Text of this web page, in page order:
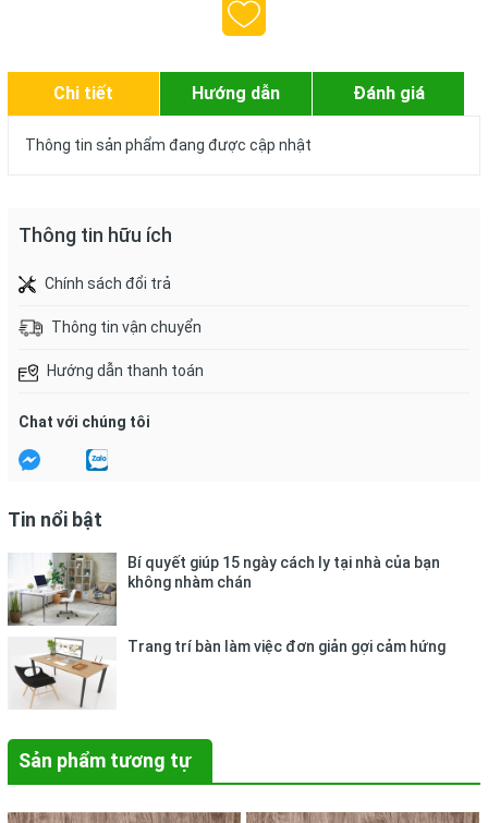
Chi tiết Hướng dẫn Đánh giá
Thông tin sản phẩm đang được cập nhật
Thông tin hữu ích
Chính sách đổi trả
Thông tin vận chuyển
Hướng dẫn thanh toán
Chat với chúng tôi
Tin nổi bật
Bí quyết giúp 15 ngày cách ly tại nhà của bạn
không nhàm chán
Trang trí bàn làm việc đơn giản gợi cảm hứng
Sản phẩm tương tự